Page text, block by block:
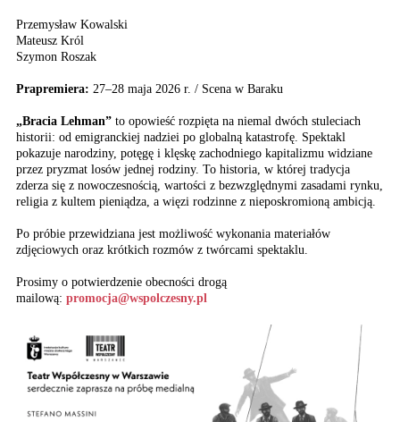
Przemysław Kowalski
Mateusz Król
Szymon Roszak
Prapremiera: 27–28 maja 2026 r. / Scena w Baraku
„Bracia Lehman” to opowieść rozpięta na niemal dwóch stuleciach
historii: od emigranckiej nadziei po globalną katastrofę. Spektakl
pokazuje narodziny, potęgę i klęskę zachodniego kapitalizmu widziane
przez pryzmat losów jednej rodziny. To historia, w której tradycja
zderza się z nowoczesnością, wartości z bezwzględnymi zasadami rynku,
religia z kultem pieniądza, a więzi rodzinne z nieposkromioną ambicją.
Po próbie przewidziana jest możliwość wykonania materiałów
zdjęciowych oraz krótkich rozmów z twórcami spektaklu.
Prosimy o potwierdzenie obecności drogą
mailową: promocja@wspolczesny.pl